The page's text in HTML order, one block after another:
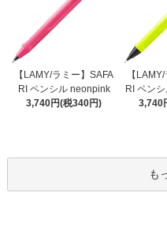
【LAMY/ラミー】SAFA
RI ペンシル neonpink
3,740円(税340円)
【
RI ペン
3,740
も